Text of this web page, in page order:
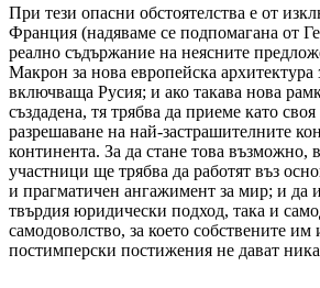
При тези опасни обстоятелства е от
Франция (надяваме се подпомагана от
реално съдържание на неясните
Макрон за нова европейска архитектура
включваща Русия; и ако такава нова
създадена, тя трябва да приеме като
разрешаване на най-застрашителните
континента. За да стане това възможно,
участници ще трябва да работят въз
и прагматичен ангажимент за мир; и да
твърдия юридически подход, така и
самодоволство, за което собствените
постимперски постижения не дават